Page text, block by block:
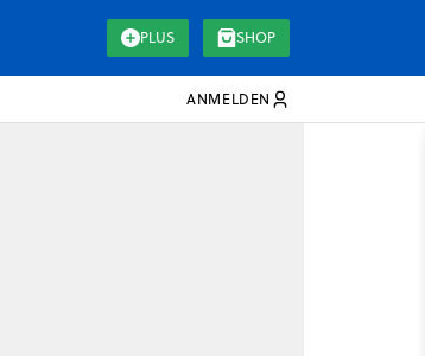
PLUS SHOP
ANMELDEN